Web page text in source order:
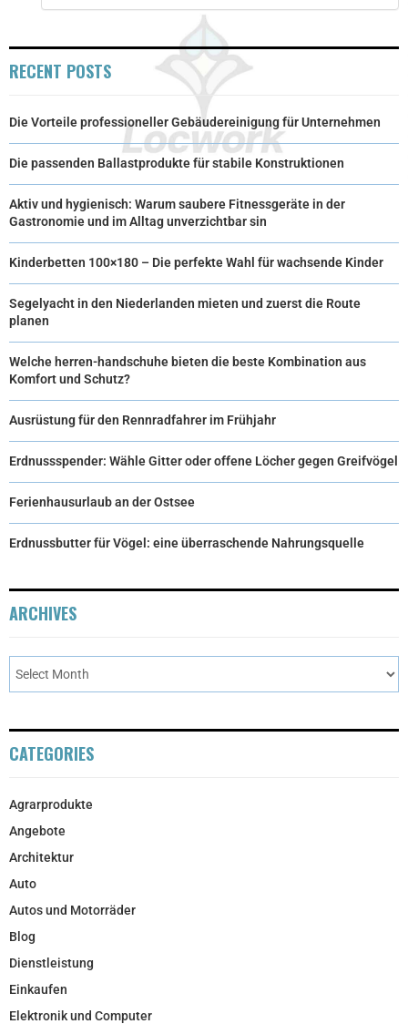
)
RECENT POSTS
Die Vorteile professioneller Gebäudereinigung für Unternehmen
Die passenden Ballastprodukte für stabile Konstruktionen
Aktiv und hygienisch: Warum saubere Fitnessgeräte in der
Gastronomie und im Alltag unverzichtbar sin
Kinderbetten 100×180 – Die perfekte Wahl für wachsende Kinder
Segelyacht in den Niederlanden mieten und zuerst die Route
planen
Welche herren-handschuhe bieten die beste Kombination aus
Komfort und Schutz?
Ausrüstung für den Rennradfahrer im Frühjahr
Erdnussspender: Wähle Gitter oder offene Löcher gegen Greifvögel
Ferienhausurlaub an der Ostsee
Erdnussbutter für Vögel: eine überraschende Nahrungsquelle
ARCHIVES
CATEGORIES
Agrarprodukte
Angebote
Architektur
Auto
Autos und Motorräder
Blog
Dienstleistung
Einkaufen
Elektronik und Computer